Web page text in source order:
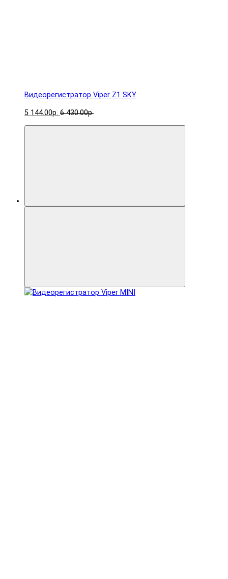
Видеорегистратор Viper Z1 SKY
5 144.00р. 6 430.00р.